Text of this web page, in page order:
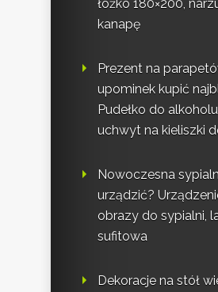
łóżko 180×200,
kanapę
Prezent na
upominek kupić
Pudełko do
uchwyt na kieliszki
Nowoczesna
urządzić?
obrazy do sypialni,
sufitowa
Dekoracje na stół